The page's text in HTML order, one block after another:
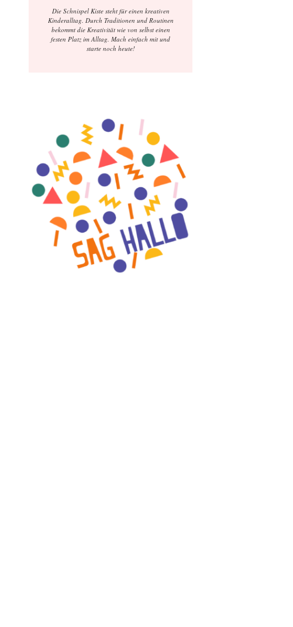
Die Schnispel Kiste steht für einen kreativen
Kinderalltag. Durch Traditionen und Routinen
bekommt die Kreativität wie von selbst einen
festen Platz im Alltag. Mach einfach mit und
starte noch heute!